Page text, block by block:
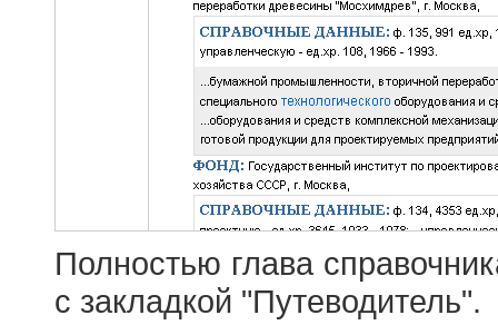
Полностью глава
с закладкой "Путеводитель".